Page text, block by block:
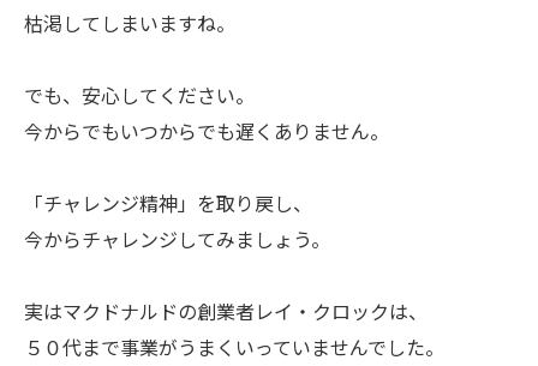
枯渇してしまいますね。
ㅤでも、安心してください。
今からでもいつからでも遅くありません。
ㅤ「チャレンジ精神」を取り戻し、
今からチャレンジしてみましょう。
ㅤ実はマクドナルドの創業者レイ・クロックは、
５０代まで事業がうまくいっていませんでした。